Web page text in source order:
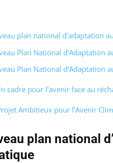
plan national d’adaptation
Plan National d’Adaptation
Plan National d’Adaptation
cadre pour l’avenir face au
Ambitieux pour l’Avenir
plan national